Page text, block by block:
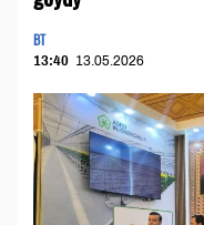
BT
13:40 13.05.2026